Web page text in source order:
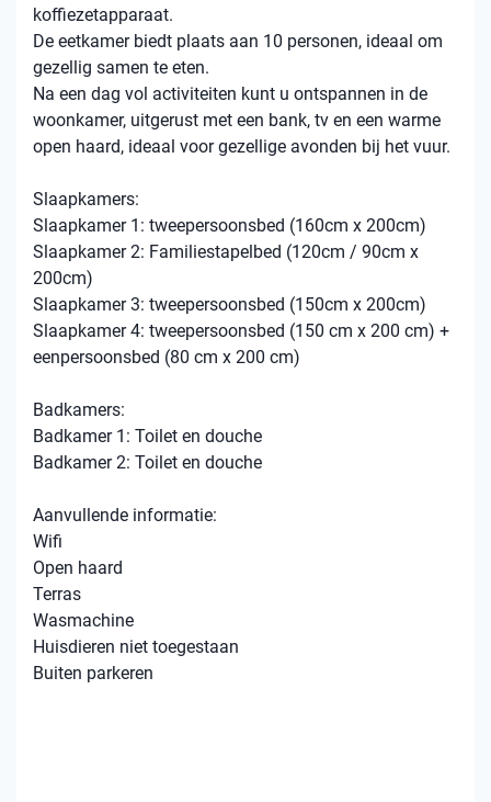
koffiezetapparaat.
De eetkamer biedt plaats aan 10 personen, ideaal om
gezellig samen te eten.
Na een dag vol activiteiten kunt u ontspannen in de
woonkamer, uitgerust met een bank, tv en een warme
open haard, ideaal voor gezellige avonden bij het vuur.
Slaapkamers:
Slaapkamer 1: tweepersoonsbed (160cm x 200cm)
Slaapkamer 2: Familiestapelbed (120cm / 90cm x
200cm)
Slaapkamer 3: tweepersoonsbed (150cm x 200cm)
Slaapkamer 4: tweepersoonsbed (150 cm x 200 cm) +
eenpersoonsbed (80 cm x 200 cm)
Badkamers:
Badkamer 1: Toilet en douche
Badkamer 2: Toilet en douche
Aanvullende informatie:
Wifi
Open haard
Terras
Wasmachine
Huisdieren niet toegestaan
Buiten parkeren